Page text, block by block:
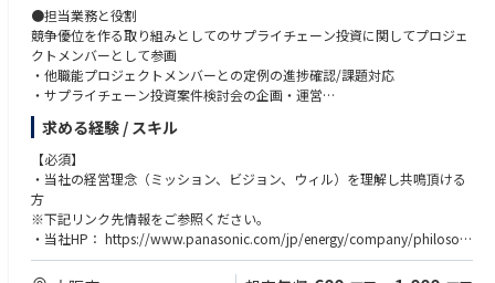
●担当業務と役割
競争優位を作る取り組みとしてのサプライチェーン投資に関してプロジェ
クトメンバーとして参画
・他職能プロジェクトメンバーとの定例の進捗確認/課題対応
・サプライチェーン投資案件検討会の企画・運営
・社内外関係者への報告
●具体的な仕事内容
現状2PJ進行中。
①各PJに関して内部会議/パートナー企業との会議/投資先との会議 各1
回 計3回/週の 会議参加・アクションアイテム整理・課題解決の対応。
②月1-2回の調達担当役員への進捗報告
③隔月1回の経済産業省への進捗報告 (状況により頻度が多くなる可能性
あり)
求める経験 / スキル
【必須】
・当社の経営理念（ミッション、ビジョン、ウィル）を理解し共鳴頂ける
方
※下記リンク先情報をご参照ください。
・当社HP： https://www.panasonic.com/jp/energy/company/philosop
hy.html
・採用HP： https://energy-sp.panasonic.com/jp/recruit/philosophy